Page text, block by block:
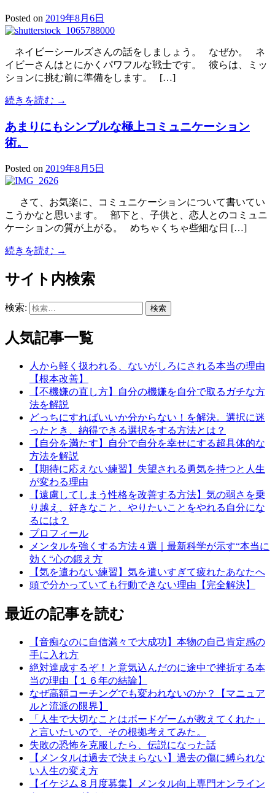
Posted on 2019年8月6日
ネイビーシールズさんの話をしましょう。 なぜか。 ネ
イビーさんはとにかくパワフルな戦士です。 彼らは、ミッ
ションに挑む前に準備をします。 […]
続きを読む →
あまりにもシンプルな極上コミュニケーション
術。
Posted on 2019年8月5日
さて、お気楽に、コミュニケーションについて書いてい
こうかなと思います。 部下と、子供と、恋人とのコミュニ
ケーションの質が上がる。 めちゃくちゃ些細な日 […]
続きを読む →
サイト内検索
検索:
人気記事一覧
人から軽く扱われる、ないがしろにされる本当の理由
【根本改善】
【不機嫌の直し方】自分の機嫌を自分で取るガチな方
法を解説
どっちにすればいいか分からない！を解決。選択に迷
ったとき、納得できる選択をする方法とは？
【自分を満たす】自分で自分を幸せにする超具体的な
方法を解説
【期待に応えない練習】失望される勇気を持つと人生
が変わる理由
【遠慮してしまう性格を改善する方法】気の弱さを乗
り越え、好きなこと、やりたいことをやれる自分にな
るには？
プロフィール
メンタルを強くする方法４選｜最新科学が示す“本当に
効く“心の鍛え方
【気を遣わない練習】気を遣いすぎて疲れたあなたへ
頭で分かっていても行動できない理由【完全解決】
最近の記事を読む
【音痴なのに自信満々で大成功】本物の自己肯定感の
手に入れ方
絶対達成するぞ！と意気込んだのに途中で挫折する本
当の理由【１６年の結論】
なぜ高額コーチングでも変われないのか？【マニュア
ルと流派の限界】
「人生で大切なことはボードゲームが教えてくれた」
と言いたいので、その根拠考えてみた。
失敗の恐怖を克服したら、伝説になった話
【メンタルは過去で決まらない】過去の傷に縛られな
い人生の変え方
【イケジム８月度募集】メンタル向上専門オンライン